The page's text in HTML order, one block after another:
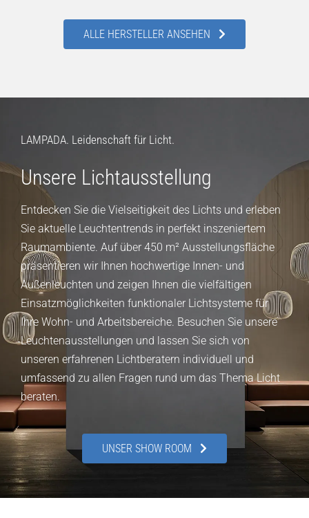
ALLE HERSTELLER ANSEHEN
LAMPADA. Leidenschaft für Licht.
Unsere Lichtausstellung
Entdecken Sie die Vielseitigkeit des Lichts und erleben
Sie aktuelle Leuchtentrends in perfekt inszeniertem
Raumambiente. Auf über 450 m² Ausstellungsfläche
präsentieren wir Ihnen hochwertige Innen- und
Außenleuchten und zeigen Ihnen die vielfältigen
Einsatzmöglichkeiten funktionaler Lichtsysteme für
Ihre Wohn- und Arbeitsbereiche. Besuchen Sie unsere
Leuchtenausstellungen und lassen Sie sich von
unseren erfahrenen Lichtberatern individuell und
umfassend zu allen Fragen rund um das Thema Licht
beraten.
UNSER SHOW ROOM